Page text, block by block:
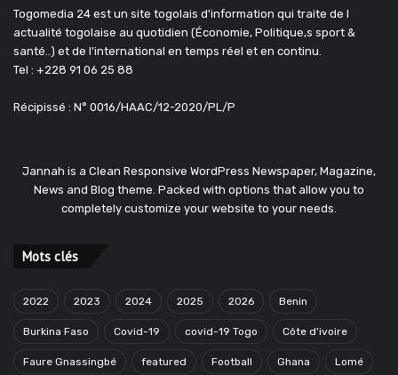
Togomedia 24 est un site togolais d'information qui traite de l
actualité togolaise au quotidien (Économie, Politique,s sport &
santé..) et de l'international en temps réel et en continu.
Tel : +228 91 06 25 88
Récipissé : N° 0016/HAAC/12-2020/PL/P
Jannah is a Clean Responsive WordPress Newspaper, Magazine,
News and Blog theme. Packed with options that allow you to
completely customize your website to your needs.
Mots clés
2022 2023 2024 2025 2026 Benin
Burkina Faso Covid-19 covid-19 Togo Côte d'ivoire
Faure Gnassingbé featured Football Ghana Lomé